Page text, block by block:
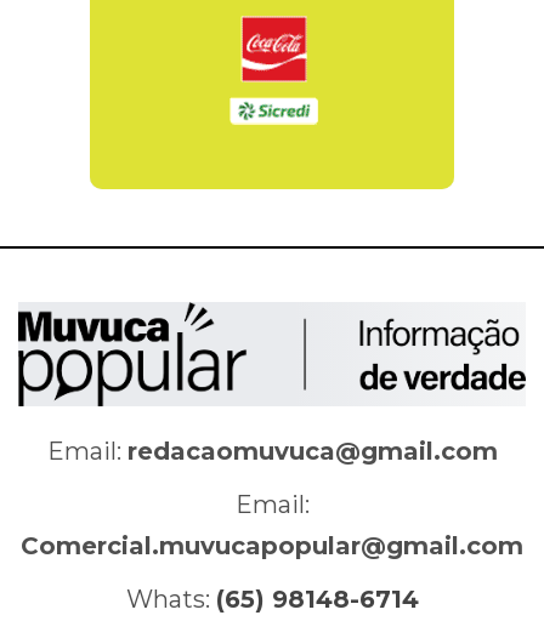
Email: redacaomuvuca@gmail.com
Email:
Comercial.muvucapopular@gmail.com
Whats: (65) 98148-6714